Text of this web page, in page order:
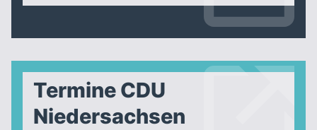
Termine CDU
Niedersachsen